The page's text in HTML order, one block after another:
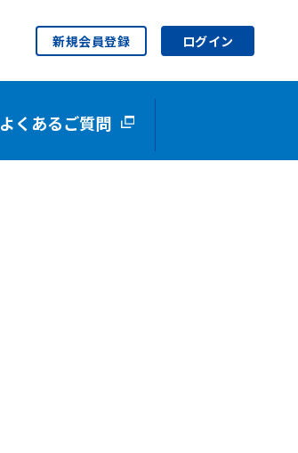
新規会員登録 ログイン
よくあるご質問